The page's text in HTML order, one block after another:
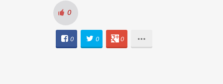
0
0 0 0